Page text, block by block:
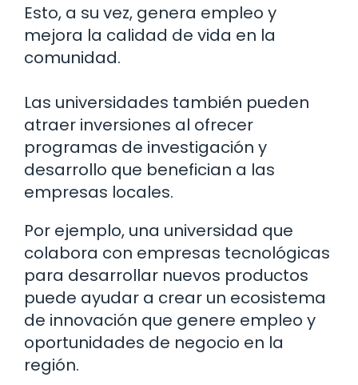
Esto, a su vez, genera empleo y
mejora la calidad de vida en la
comunidad.
Las universidades también pueden
atraer inversiones al ofrecer
programas de investigación y
desarrollo que benefician a las
empresas locales.
Por ejemplo, una universidad que
colabora con empresas tecnológicas
para desarrollar nuevos productos
puede ayudar a crear un ecosistema
de innovación que genere empleo y
oportunidades de negocio en la
región.